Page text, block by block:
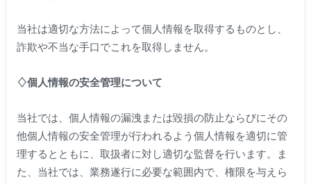
当社は適切な方法によって個人情報を取得するものとし、
詐欺や不当な手口でこれを取得しません。
♢個人情報の安全管理について
当社では、個人情報の漏洩または毀損の防止ならびにその
他個人情報の安全管理が行われるよう個人情報を適切に管
理するとともに、取扱者に対し適切な監督を行います。ま
た、当社では、業務遂行に必要な範囲内で、権限を与えら